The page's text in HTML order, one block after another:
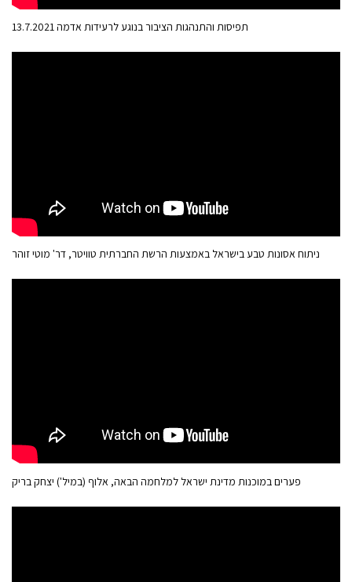
תפיסות והתנהגות הציבור בנוגע לרעידות אדמה 13.7.2021
ניתוח אסונות טבע בישראל באמצעות הרשת החברתית טוויטר, דר' מוטי זוהר
פערים במוכנות מדינת ישראל למלחמה הבאה, אלוף (במיל') יצחק בריק